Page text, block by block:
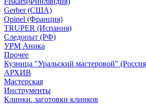
Gerber (США)
Opinel (Франция)
TRUPER (Испания)
Следопыт (РФ)
УРМ Аника
Прочее
Кузница "Уральский мастеровой"
АРХИВ
Мастерская
Инструменты
Клинки. заготовки клинков